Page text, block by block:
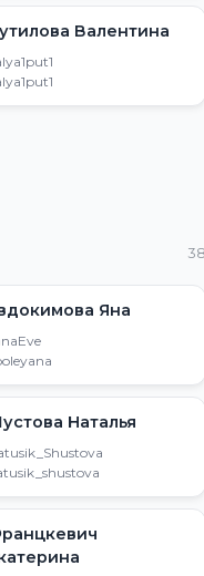
Валентина
Яна
Наталья